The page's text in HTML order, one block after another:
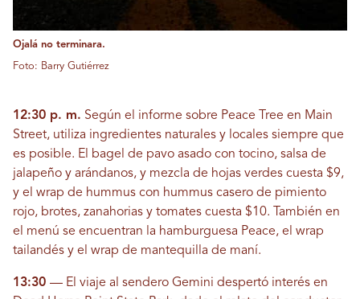
Ojalá no terminara.
Foto: Barry Gutiérrez
12:30 p. m. Según el informe sobre Peace Tree en Main
Street, utiliza ingredientes naturales y locales siempre que
es posible. El bagel de pavo asado con tocino, salsa de
jalapeño y arándanos, y mezcla de hojas verdes cuesta $9,
y el wrap de hummus con hummus casero de pimiento
rojo, brotes, zanahorias y tomates cuesta $10. También en
el menú se encuentran la hamburguesa Peace, el wrap
tailandés y el wrap de mantequilla de maní.
13:30 — El viaje al sendero Gemini despertó interés en